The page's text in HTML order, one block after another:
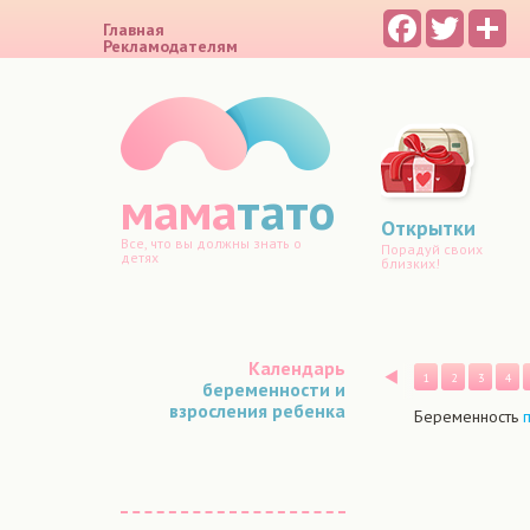
Главная
Рекламодателям
FacebookTwitter
маматато
Все, что вы должны знать о
детях
Открытки
Порадуй своих
близких!
Календарь
беременности и
взросления ребенка
Назад
1 2 3 4
Беременность